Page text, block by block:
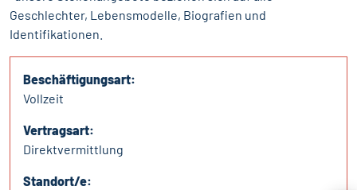
Geschlechter, Lebensmodelle, Biografien und
Identifikationen.
Beschäftigungsart:
Vollzeit
Vertragsart:
Direktvermittlung
Standort/e: